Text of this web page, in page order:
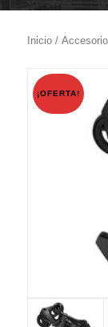
Inicio /
¡OFERTA!